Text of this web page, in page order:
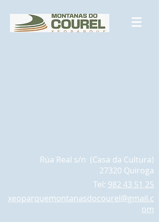
Rúa Real s/n (Casa da Cultura)
27320 Quiroga
Tel: 982 43 51 25
xeoparquemontanasdocourel@gmail.c
om